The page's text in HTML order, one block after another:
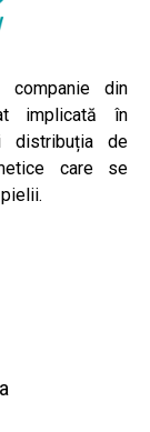
din
implicată în
distribuția de
care se